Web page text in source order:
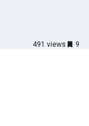
491 views 9